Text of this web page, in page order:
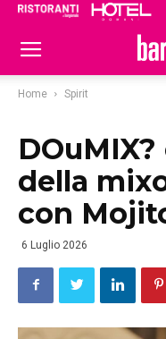
Home Spirit
della
con
6 Luglio 2026